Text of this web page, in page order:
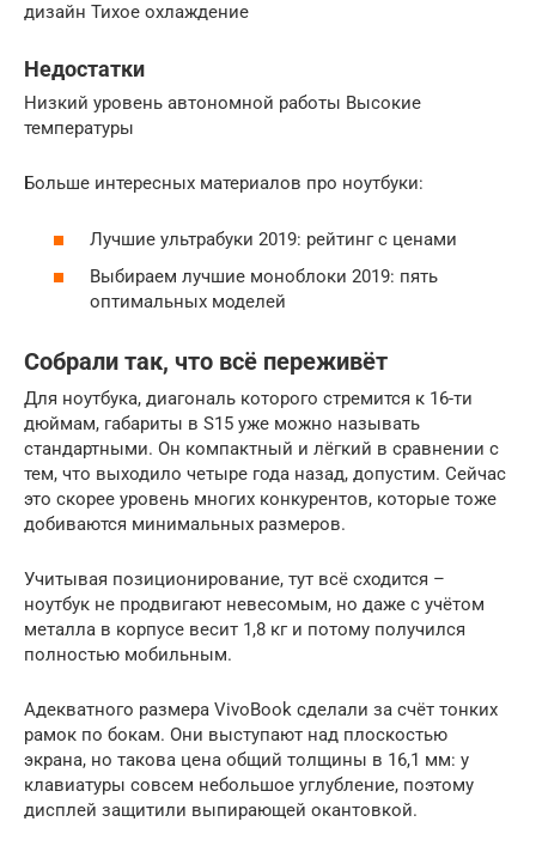
дизайн Тихое охлаждение
Недостатки
Низкий уровень автономной работы Высокие
температуры
Больше интересных материалов про ноутбуки:
Лучшие ультрабуки 2019: рейтинг с ценами
Выбираем лучшие моноблоки 2019: пять
оптимальных моделей
Собрали так, что всё переживёт
Для ноутбука, диагональ которого стремится к 16-ти
дюймам, габариты в S15 уже можно называть
стандартными. Он компактный и лёгкий в сравнении с
тем, что выходило четыре года назад, допустим. Сейчас
это скорее уровень многих конкурентов, которые тоже
добиваются минимальных размеров.
Учитывая позиционирование, тут всё сходится –
ноутбук не продвигают невесомым, но даже с учётом
металла в корпусе весит 1,8 кг и потому получился
полностью мобильным.
Адекватного размера VivoBook сделали за счёт тонких
рамок по бокам. Они выступают над плоскостью
экрана, но такова цена общий толщины в 16,1 мм: у
клавиатуры совсем небольшое углубление, поэтому
дисплей защитили выпирающей окантовкой.